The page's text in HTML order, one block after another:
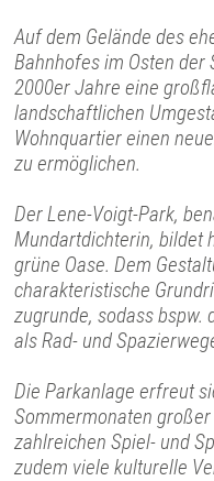
Auf dem Gelände des
Bahnhofes im Osten
2000er Jahre eine
landschaftlichen
Wohnquartier einen
zu ermöglichen.
Der Lene-Voigt-Park,
Mundartdichterin, bildet
grüne Oase. Dem
charakteristische
zugrunde, sodass bspw.
als Rad- und
Die Parkanlage erfreut
Sommermonaten
zahlreichen Spiel- und
zudem viele kulturelle